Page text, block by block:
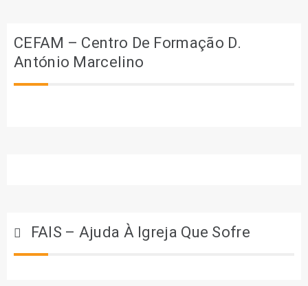
CEFAM – Centro De Formação D.
António Marcelino
FAIS – Ajuda À Igreja Que Sofre